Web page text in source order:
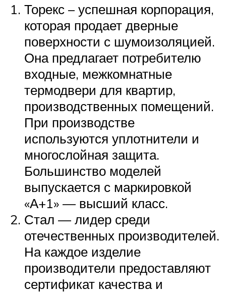
Торекс – успешная корпорация,
которая продает дверные
поверхности с шумоизоляцией.
Она предлагает потребителю
входные, межкомнатные
термодвери для квартир,
производственных помещений.
При производстве
используются уплотнители и
многослойная защита.
Большинство моделей
выпускается с маркировкой
«А+1» — высший класс.
Стал — лидер среди
отечественных производителей.
На каждое изделие
производители предоставляют
сертификат качества и